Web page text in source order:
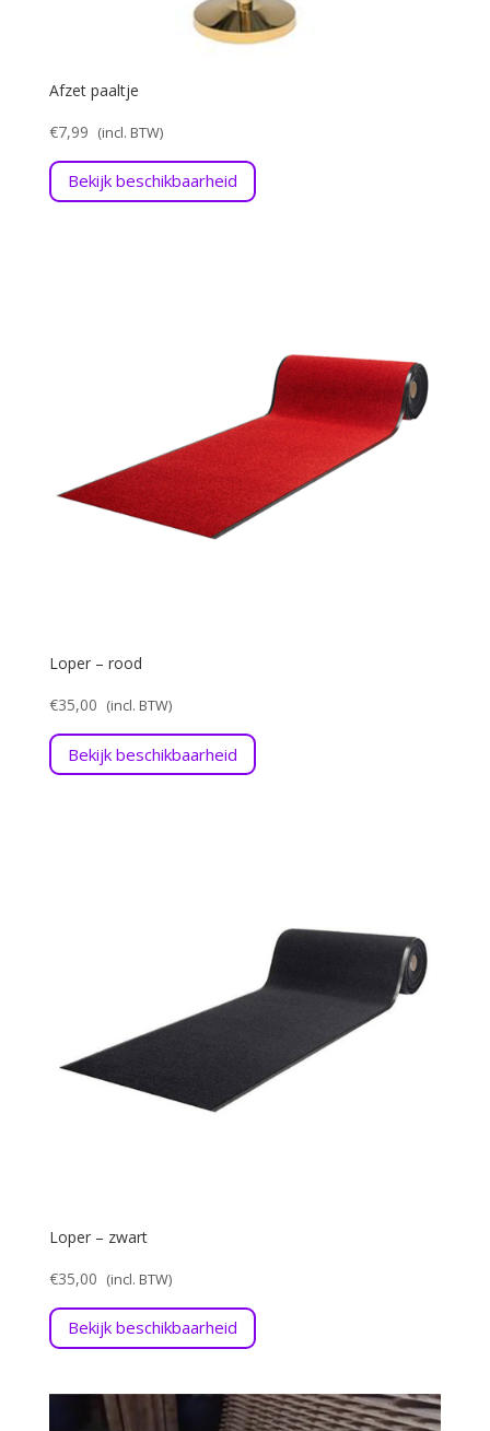
Afzet paaltje
€7,99
Bekijk beschikbaarheid
Loper – rood
€35,00
Bekijk beschikbaarheid
Loper – zwart
€35,00
Bekijk beschikbaarheid